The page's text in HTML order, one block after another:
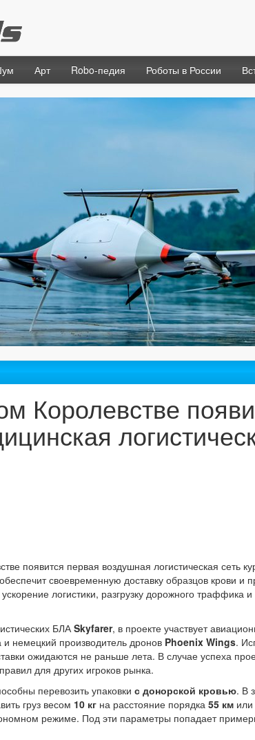
Арт Robo-педия Роботы в России
Королевстве
появится первая воздушная логистическая сеть
своевременную доставку образцов крови и
логистики, разгрузку дорожного
БЛАSkyfarer, в проекте участвует
немецкий производитель дронов Phoenix Wings.
ожидаются не раньше лета. В случае успеха
для других игроков рынка.
перевозить упаковки с донорской кровью. В
груз весом 10 кг на расстояние порядка 55 км
режиме. Под эти параметры попадает